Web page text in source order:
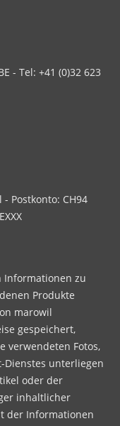
- Tel: +41 (0)32 623
Postkonto: CH94
Informationen zu
Produkte
marowil
gespeichert,
verwendeten Fotos,
Dienstes unterliegen
oder der
inhaltlicher
der Informationen